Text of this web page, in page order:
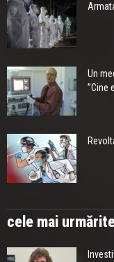
Un
”Cine
cele mai